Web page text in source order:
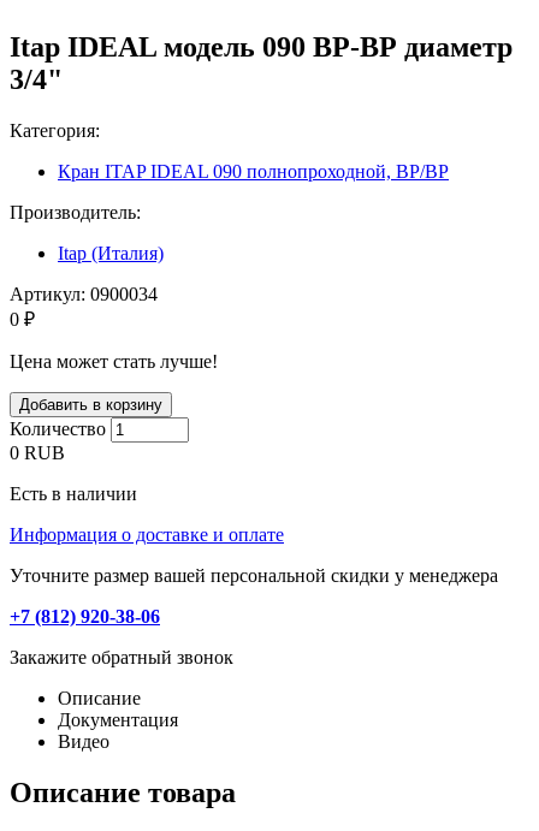
Itap IDEAL модель 090 ВР-ВР диаметр
3/4"
Категория:
Кран ITAP IDEAL 090 полнопроходной, ВР/ВР
Производитель:
Itap (Италия)
Артикул: 0900034
0 ₽
Цена может стать лучше!
Количество
0 RUB
Есть в наличии
Информация о доставке и оплате
Уточните размер вашей персональной скидки у менеджера
+7 (812) 920-38-06
Закажите обратный звонок
Описание
Документация
Видео
Описание товара